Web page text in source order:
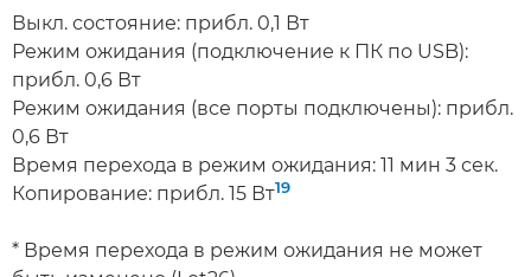
Выкл. состояние: прибл. 0,1 Вт
Режим ожидания (подключение к ПК по USB):
прибл. 0,6 Вт
Режим ожидания (все порты подключены): прибл.
0,6 Вт
Время перехода в режим ожидания: 11 мин 3 сек.
Копирование: прибл. 15 Вт19
* Время перехода в режим ожидания не может